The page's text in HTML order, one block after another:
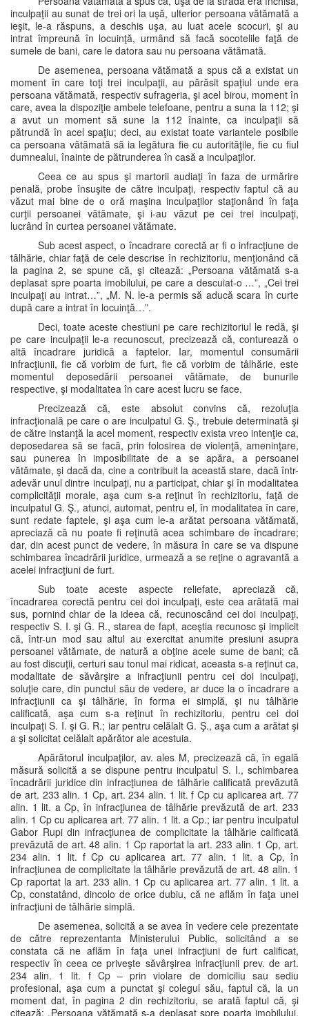
inculpaţii au sunat de trei ori la uşă, ulterior persoana vătămată a
ieşit, le-a răspuns, a deschis uşa, au luat acele scocuri, şi au
intrat împreună în locuinţă, urmând să facă socotelile faţă de
sumele de bani, care le datora sau nu persoana vătămată.
De asemenea, persoana vătămată a spus că a existat un
moment în care toţi trei inculpaţii, au părăsit spaţiul unde era
persoana vătămată, respectiv sufrageria, şi acel birou, moment în
care, avea la dispoziţie ambele telefoane, pentru a suna la 112; şi
a avut un moment să sune la 112 înainte, ca inculpaţii să
pătrundă în acel spaţiu; deci, au existat toate variantele posibile
ca persoana vătămată să ia legătura fie cu autorităţile, fie cu fiul
dumnealui, înainte de pătrunderea în casă a inculpaţilor.
Ceea ce au spus şi martorii audiaţi în faza de urmărire
penală, probe însuşite de către inculpaţi, respectiv faptul că au
văzut mai bine de o oră maşina inculpaţilor staţionând în faţa
curţii persoanei vătămate, şi i-au văzut pe cei trei inculpaţi,
lucrând în curtea persoanei vătămate.
Sub acest aspect, o încadrare corectă ar fi o infracţiune de
tâlhărie, chiar faţă de cele descrise în rechizitoriu, menţionând că
la pagina 2, se spune că, şi citează: „Persoana vătămată s-a
deplasat spre poarta imobilului, pe care a descuiat-o …”, „Cei trei
inculpaţi au intrat…”, „M. N. le-a permis să aducă scara în curte
după care a intrat în locuinţă…”.
Deci, toate aceste chestiuni pe care rechizitoriul le redă, şi
pe care inculpaţii le-a recunoscut, precizează că, conturează o
altă încadrare juridică a faptelor. Iar, momentul consumării
infracţiunii, fie că vorbim de furt, fie că vorbim de tâlhărie, este
momentul deposedării persoanei vătămate, de bunurile
respective, şi modalitatea în care acest lucru se face.
Precizează că, este absolut convins că, rezoluţia
infracţională pe care o are inculpatul G. Ş., trebuie determinată şi
de către instanţă la acel moment, respectiv exista vreo intenţie ca,
deposedarea să se facă, prin folosirea de violenţă, ameninţare,
sau punerea în imposibilitate de a se apăra, a persoanei
vătămate, şi dacă da, cine a contribuit la această stare, dacă într-
adevăr unul dintre inculpaţi, nu a participat, chiar şi în modalitatea
complicităţii morale, aşa cum s-a reţinut în rechizitoriu, faţă de
inculpatul G. Ş., atunci, automat, pentru el, în modalitatea în care,
sunt redate faptele, şi aşa cum le-a arătat persoana vătămată,
apreciază că nu poate fi reţinută acea schimbare de încadrare;
dar, din acest punct de vedere, în măsura în care se va dispune
schimbarea încadrării juridice, urmează a se reţine o agravantă a
acelei infracţiuni de furt.
Sub toate aceste aspecte reliefate, apreciază că,
încadrarea corectă pentru cei doi inculpaţi, este cea arătată mai
sus, pornind chiar de la ideea că, recunoscând cei doi inculpaţi,
respectiv S. I. şi G. R., starea de fapt, aceştia recunosc şi implicit
că, într-un mod sau altul au exercitat anumite presiuni asupra
persoanei vătămate, de natură a obţine acele sume de bani; că
au fost discuţii, certuri sau tonul mai ridicat, aceasta s-a reţinut ca,
modalitate de săvârşire a infracţiunii pentru cei doi inculpaţi,
soluţie care, din punctul său de vedere, ar duce la o încadrare a
infracţiunii ca şi tâlhărie, în forma ei simplă, şi nu tâlhărie
calificată, aşa cum s-a reţinut în rechizitoriu, pentru cei doi
inculpaţi S. I. şi G. R.; iar pentru celălalt G. Ş., aşa cum a arătat şi
a şi solicitat celălalt apărător ale acestuia.
Apărătorul inculpaţilor, av. ales M, precizează că, în egală
măsură solicită a se dispune pentru inculpatul S. I., schimbarea
încadrării juridice din infracţiunea de tâlhărie calificată prevăzută
de art. 233 alin. 1 Cp, art. 234 alin. 1 lit. f Cp cu aplicarea art. 77
alin. 1 lit. a Cp, în infracţiunea de tâlhărie prevăzută de art. 233
alin. 1 Cp cu aplicarea art. 77 alin. 1 lit. a Cp.; iar pentru inculpatul
Gabor Rupi din infracţiunea de complicitate la tâlhărie calificată
prevăzută de art. 48 alin. 1 Cp raportat la art. 233 alin. 1 Cp, art.
234 alin. 1 lit. f Cp cu aplicarea art. 77 alin. 1 lit. a Cp, în
infracţiunea de complicitate la tâlhărie prevăzută de art. 48 alin. 1
Cp raportat la art. 233 alin. 1 Cp cu aplicarea art. 77 alin. 1 lit. a
Cp, constatând, dincolo de orice dubiu, că ne aflăm în faţa unei
infracţiuni de tâlhărie simplă.
De asemenea, solicită a se avea în vedere cele prezentate
de către reprezentanta Ministerului Public, solicitând a se
constata că ne aflăm în faţa unei infracţiuni de furt calificat,
respectiv în ceea ce priveşte săvârşirea infracţiunii prev. de art.
234 alin. 1 lit. f Cp – prin violare de domiciliu sau sediu
profesional, aşa cum a punctat şi colegul său, faptul că, la un
moment dat, în pagina 2 din rechizitoriu, se arată faptul că, şi
citează: „Persoana vătămată s-a deplasat spre poarta imobilului,